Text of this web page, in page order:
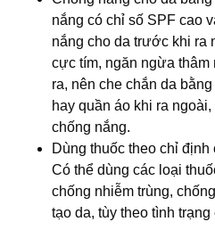
nắng có chỉ số SPF cao
nắng cho da trước khi ra
cực tím, ngăn ngừa thâm
ra, nên che chắn da
hay quần áo khi ra
chống nắng.
Dùng thuốc theo chỉ
Có thể dùng các loại
chống nhiễm trùng,
tạo da, tùy theo tình